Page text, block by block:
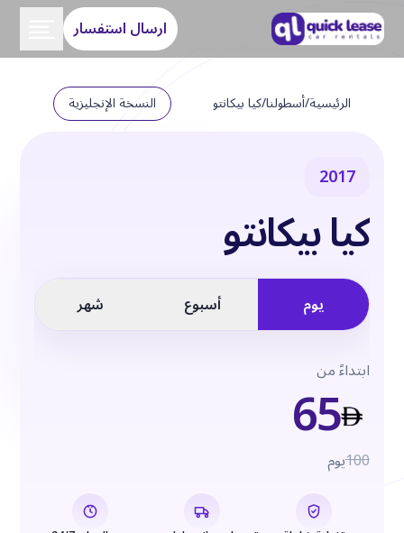
ارسال استفسار
الرئيسية/أسطولنا/كيا بيكانتو النسخة الإنجليزية
2017
كيا بيكانتو
يوم أسبوع شهر
ابتداءً من65100يوم